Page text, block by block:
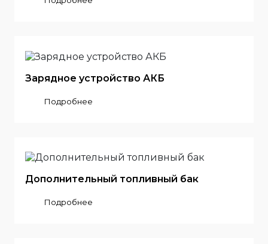
Зарядное устройство АКБ
Подробнее
Дополнительный топливный бак
Подробнее